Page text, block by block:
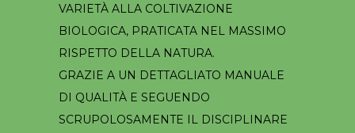
VARIETÀ ALLA COLTIVAZIONE
BIOLOGICA, PRATICATA NEL MASSIMO
RISPETTO DELLA NATURA.
GRAZIE A UN DETTAGLIATO MANUALE
DI QUALITÀ E SEGUENDO
SCRUPOLOSAMENTE IL DISCIPLINARE